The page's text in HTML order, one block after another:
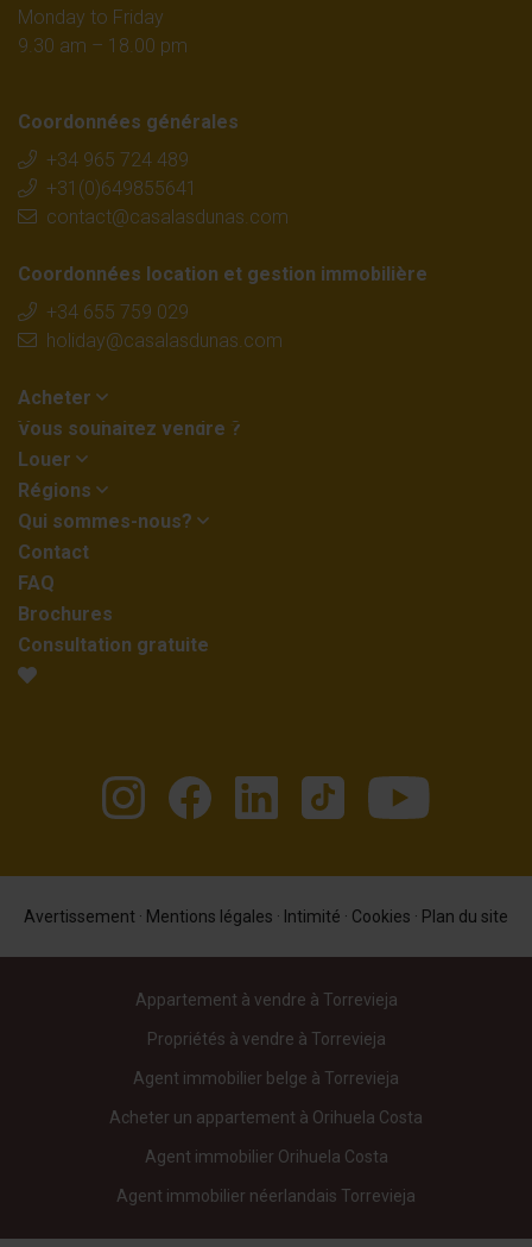
Monday to Friday
9.30 am – 18.00 pm
Coordonnées générales
+34 965 724 489
+31(0)649855641
contact@casalasdunas.com
Coordonnées location et gestion immobilière
+34 655 759 029
holiday@casalasdunas.com
Acheter
Vous souhaitez vendre ?
Louer
Régions
Qui sommes-nous?
Contact
FAQ
Brochures
Consultation gratuite
Avertissement · Mentions légales · Intimité · Cookies · Plan du site
Appartement à vendre à Torrevieja
Propriétés à vendre à Torrevieja
Agent immobilier belge à Torrevieja
Acheter un appartement à Orihuela Costa
Agent immobilier Orihuela Costa
Agent immobilier néerlandais Torrevieja